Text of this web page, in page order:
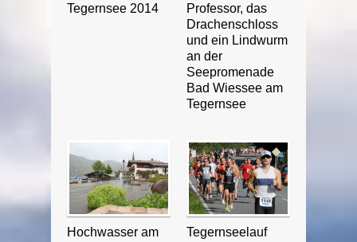
Tegernsee 2014
Professor, das
Drachenschloss
und ein Lindwurm
an der
Seepromenade
Bad Wiessee am
Tegernsee
Hochwasser am
Tegernseelauf